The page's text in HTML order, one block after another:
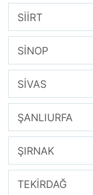
SİİRT
SİNOP
SİVAS
ŞANLIURFA
ŞIRNAK
TEKİRDAĞ